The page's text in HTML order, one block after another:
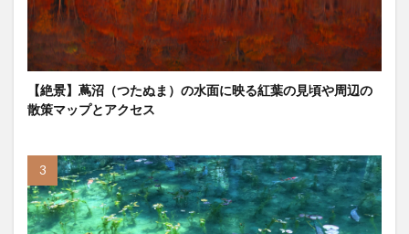
【絶景】蔦沼（つたぬま）の水面に映る紅葉の見頃や周辺の
散策マップとアクセス